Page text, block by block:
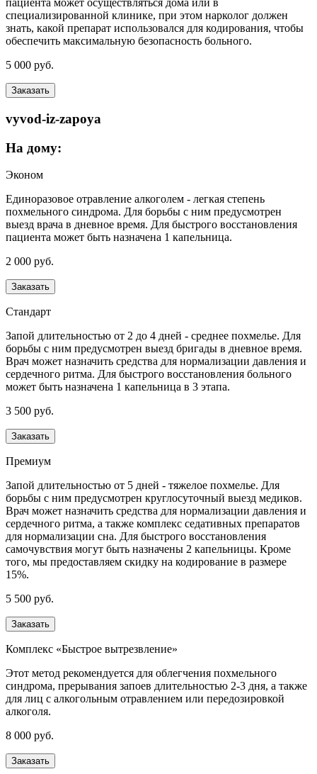
пациента может осуществляться дома или в
специализированной клинике, при этом нарколог должен
знать, какой препарат использовался для кодирования, чтобы
обеспечить максимальную безопасность больного.
5 000 руб.
Заказать
vyvod-iz-zapoya
На дому:
Эконом
Единоразовое отравление алкоголем - легкая степень
похмельного синдрома. Для борьбы с ним предусмотрен
выезд врача в дневное время. Для быстрого восстановления
пациента может быть назначена 1 капельница.
2 000 руб.
Заказать
Стандарт
Запой длительностью от 2 до 4 дней - среднее похмелье. Для
борьбы с ним предусмотрен выезд бригады в дневное время.
Врач может назначить средства для нормализации давления и
сердечного ритма. Для быстрого восстановления больного
может быть назначена 1 капельница в 3 этапа.
3 500 руб.
Заказать
Премиум
Запой длительностью от 5 дней - тяжелое похмелье. Для
борьбы с ним предусмотрен круглосуточный выезд медиков.
Врач может назначить средства для нормализации давления и
сердечного ритма, а также комплекс седативных препаратов
для нормализации сна. Для быстрого восстановления
самочувствия могут быть назначены 2 капельницы. Кроме
того, мы предоставляем скидку на кодирование в размере
15%.
5 500 руб.
Заказать
Комплекс «Быстрое вытрезвление»
Этот метод рекомендуется для облегчения похмельного
синдрома, прерывания запоев длительностью 2-3 дня, а также
для лиц с алкогольным отравлением или передозировкой
алкоголя.
8 000 руб.
Заказать